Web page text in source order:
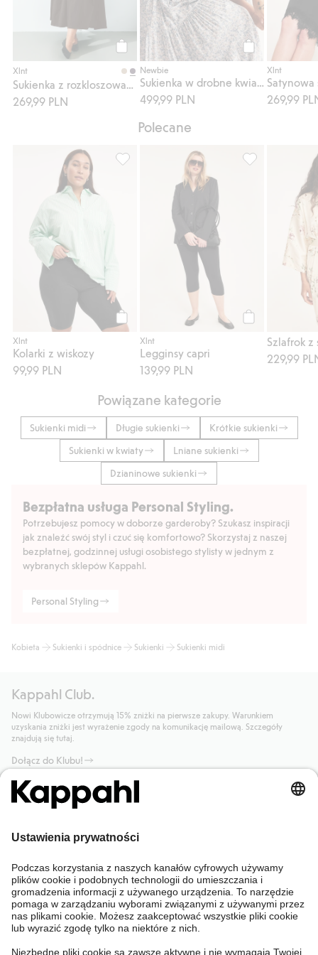
Kup
Xlnt
269,99 PLN
Kup
Newbie
499,99 PLN
Xlnt
269,99
Polecane
Kup
Xlnt
Kolarki z wiskozy
99,99 PLN
Kolarki z wiskozy, Dodaj do listy ulubione
Xlnt
Legginsy capri
139,99 PLN
Legginsy
Szlafrok z
229,99
Powiązane kategorie
Sukienki midi Długie sukienki
Krótkie sukienki
Sukienki w kwiaty
Lniane sukienki
Dzianinowe sukienki
Bezpłatna usługa Personal Styling.
Potrzebujesz pomocy w doborze garderoby? Szukasz inspiracji
jak znaleźć swój styl i czuć się komfortowo? Skorzystaj z naszej
bezpłatnej, godzinnej usługi osobistego stylisty w jednym z
wybranych sklepów Kappahl.
Personal Styling
Kobieta Sukienki i spódnice Sukienki Sukienki midi
Kappahl Club.
Nowi Klubowicze otrzymują 15% zniżki na pierwsze zakupy. Warunkiem
uzyskania zniżki jest wyrażenie zgody na komunikację mailową. Szczegóły
znajdują się tutaj.
Dołącz do Klubu!
Potrzebujesz pomocy?
Sklep internetowy
Kappahl Club